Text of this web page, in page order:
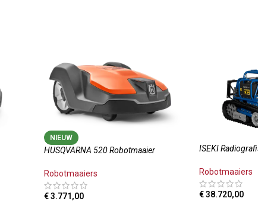
NIEUW
HUSQVARNA 520 Robotmaaier
Robotmaaiers
€3.771,00
ISEKI
Robotmaaiers
€38.720,00